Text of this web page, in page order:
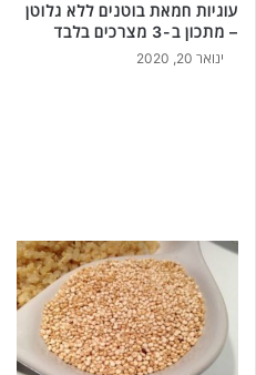
עוגיות חמאת בוטנים ללא גלוטן
– מתכון ב-3 מצרכים בלבד
ינואר 20, 2020